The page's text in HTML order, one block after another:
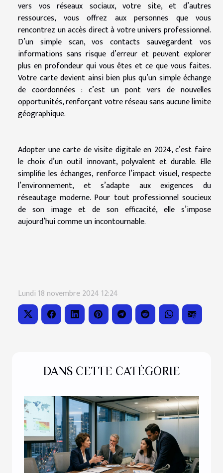
DANS CETTE CATÉGORIE
vers vos réseaux sociaux, votre site, et d’autres
ressources, vous offrez aux personnes que vous
rencontrez un accès direct à votre univers professionnel.
D’un simple scan, vos contacts sauvegardent vos
informations sans risque d’erreur et peuvent explorer
plus en profondeur qui vous êtes et ce que vous faites.
Votre carte devient ainsi bien plus qu’un simple échange
de coordonnées : c’est un pont vers de nouvelles
opportunités, renforçant votre réseau sans aucune limite
géographique.
Adopter une carte de visite digitale en 2024, c’est faire
le choix d’un outil innovant, polyvalent et durable. Elle
simplifie les échanges, renforce l’impact visuel, respecte
l’environnement, et s’adapte aux exigences du
réseautage moderne. Pour tout professionnel soucieux
de son image et de son efficacité, elle s’impose
aujourd’hui comme un incontournable.
Lundi 18 novembre 2024 12:24